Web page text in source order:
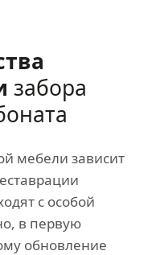
забора
мебели зависит
с особой
в первую
обновление